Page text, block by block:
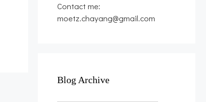
Contact me:
moetz.chayang@gmail.com
Blog Archive